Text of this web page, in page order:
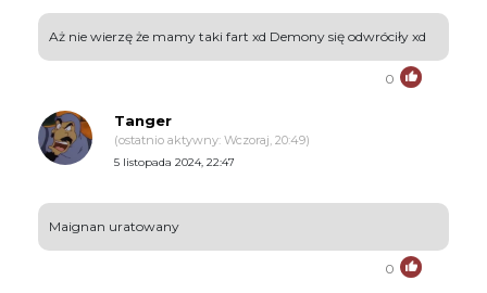
Aż nie wierzę że mamy taki fart xd Demony się odwróciły xd
0
Tanger
(ostatnio aktywny: Wczoraj, 20:49)
5 listopada 2024, 22:47
Maignan uratowany
0